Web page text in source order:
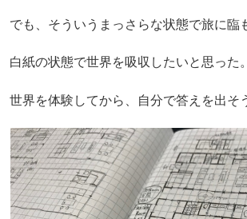
でも、そういうまっさらな状態で旅に臨
白紙の状態で世界を吸収したいと思った。
世界を体験してから、自分で答えを出そ